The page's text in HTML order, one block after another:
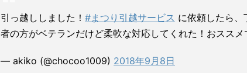
引っ越ししました！ #まつり引越サービス に依頼したら、
者の方がベテランだけど柔軟な対応してくれた！おススメ
— akiko (@chocoo1009) 2018年9月8日